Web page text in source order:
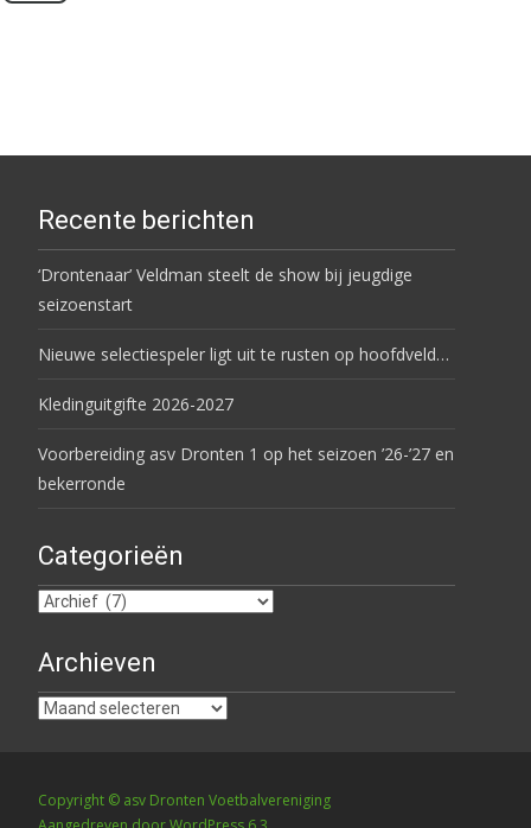
Recente berichten
‘Drontenaar’ Veldman steelt de show bij jeugdige
seizoenstart
Nieuwe selectiespeler ligt uit te rusten op hoofdveld…
Kledinguitgifte 2026-2027
Voorbereiding asv Dronten 1 op het seizoen ’26-’27 en
bekerronde
Categorieën
Categorieën
Archieven
Archieven
Copyright © asv Dronten Voetbalvereniging